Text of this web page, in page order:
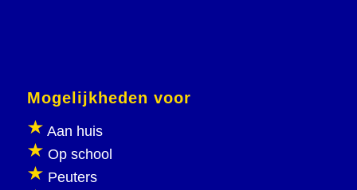
Mogelijkheden voor
Aan huis
Op school
Peuters